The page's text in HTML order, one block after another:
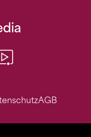
LinkedIn
AGB